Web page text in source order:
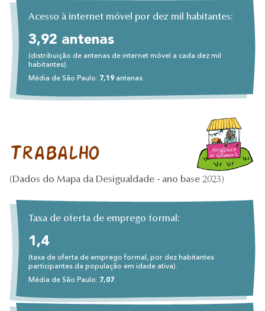
Acesso à internet móvel por dez mil habitantes:
3,92 antenas
(distribuição de antenas de internet móvel a cada dez mil
habitantes).
Média de São Paulo: 7,19 antenas.
Trabalho
(Dados do Mapa da Desigualdade - ano base 2023)
Taxa de oferta de emprego formal:
1,4
(taxa de oferta de emprego formal, por dez habitantes
participantes da população em idade ativa).
Média de São Paulo: 7,07.